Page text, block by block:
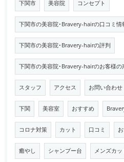
下関市 美容院 コンセプト
下関市の美容院･Bravery-hairの口コミ情
下関市の美容院･Bravery-hairの評判
下関市の美容院･Bravery-hairのお客様の
スタッフ アクセス お問い合わせ
下関 美容室 おすすめ
コロナ対策 カット 口コミ
癒やし シャンプー台 メンズカッ